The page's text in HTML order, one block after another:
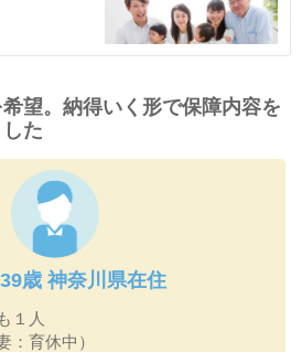
望。納得いく形で保障内容を
た
歳 神奈川県在住
１人
：育休中）